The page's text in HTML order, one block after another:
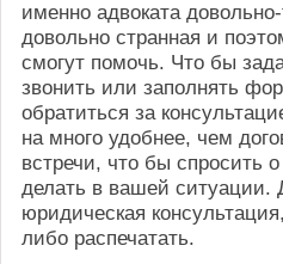
именно адвоката
довольно странная и
смогут помочь. Что бы
звонить или заполнять
обратиться за
на много удобнее, чем
встречи, что бы спросить
делать в вашей ситуации.
юридическая
либо распечатать.